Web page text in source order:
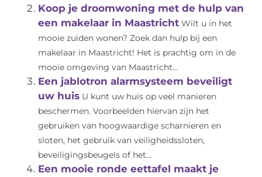
Koop je droomwoning met de hulp van
een makelaar in Maastricht Wilt u in het
mooie zuiden wonen? Zoek dan hulp bij een
makelaar in Maastricht! Het is prachtig om in de
mooie omgeving van Maastricht...
Een jablotron alarmsysteem beveiligt
uw huis U kunt uw huis op veel manieren
beschermen. Voorbeelden hiervan zijn het
gebruiken van hoogwaardige scharnieren en
sloten, het gebruik van veiligheidssloten,
beveiligingsbeugels of het...
Een mooie ronde eettafel maakt je